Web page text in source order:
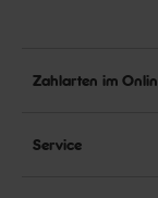
Zahlarten im
Service